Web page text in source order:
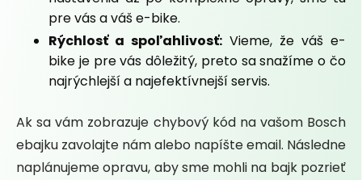
pre vás a váš e-bike.
Rýchlosť a spoľahlivosť: Vieme, že váš e-
bike je pre vás dôležitý, preto sa snažíme o čo
najrýchlejší a najefektívnejší servis.
Ak sa vám zobrazuje chybový kód na vašom Bosch
ebajku zavolajte nám alebo napíšte email. Následne
naplánujeme opravu, aby sme mohli na bajk pozrieť